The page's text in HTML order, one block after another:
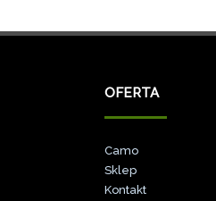
OFERTA
Camo
Sklep
Kontakt